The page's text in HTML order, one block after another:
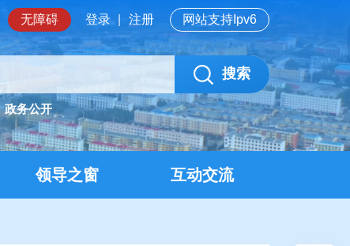
无障碍 网站支持Ipv6
登录 注册
搜索
政务公开
领导之窗 互动交流